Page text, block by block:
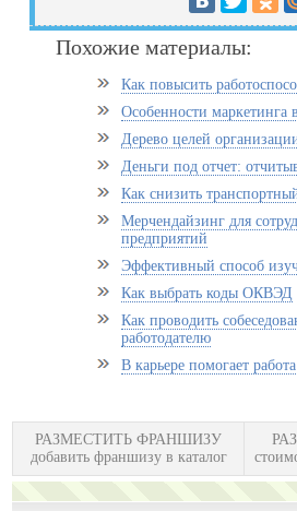
Похожие материалы:
Как повысить
Особенности маркетинга
Дерево целей
Деньги под отчет:
Как снизить
Мерчендайзинг для
предприятий
Эффективный способ
Как выбрать коды ОКВЭД
Как проводить
работодателю
В карьере помогает
РАЗМЕСТИТЬ ФРАНШИЗУ
добавить франшизу в каталог